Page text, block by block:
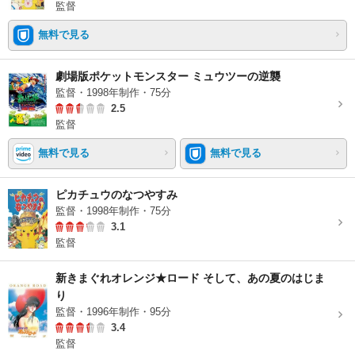
監督
無料で見る
劇場版ポケットモンスター ミュウツーの逆襲
監督・1998年制作・75分
2.5
監督
無料で見る 無料で見る
ピカチュウのなつやすみ
監督・1998年制作・75分
3.1
監督
新きまぐれオレンジ★ロード そして、あの夏のはじま
り
監督・1996年制作・95分
3.4
監督